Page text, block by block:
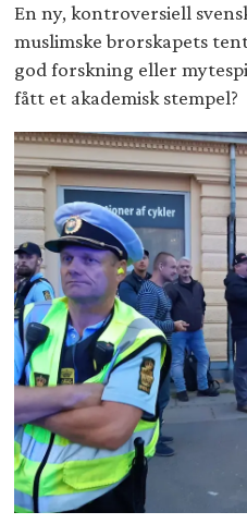
En ny, kontroversiell
muslimske brorskapets
god forskning eller
fått et akademisk stempel?